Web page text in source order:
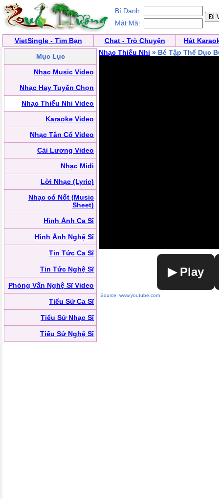
Bí Danh:
Mật Mã:
VietSingle - Tìm Bạn Chat - Trò Chuyện
Hát
Mục Lục
Nhạc Music Video
Nhạc Hay Tuyển Chọn
Nhạc Thiếu Nhi Video
Karaoke Video
Nhạc Tân Cổ Video
Cải Lương Video
Nhạc Midi
Lời Nhạc (Lyric)
Nhạc có Nốt (Music
Sheet)
Hình Ảnh Ca Sĩ
Hình Ảnh Nghệ Sĩ
Tin Tức Ca Sĩ
Tin Tức Nghệ Sĩ
Phỏng Vấn Nghệ Sĩ Video
Tiểu Sử Ca Sĩ
Tiểu Sử Nhạc Sĩ
Tiểu Sử Nghệ Sĩ
Nhạc Thiếu Nhi » Bé Tập Thể Dục
▶ Play
Source: www.youtube.com